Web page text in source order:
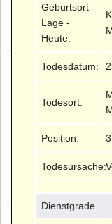
Geburtsort
Lage -
Heute:
Todesdatum:
Todesort:
Position:
Todesursache:
Dienstgrade